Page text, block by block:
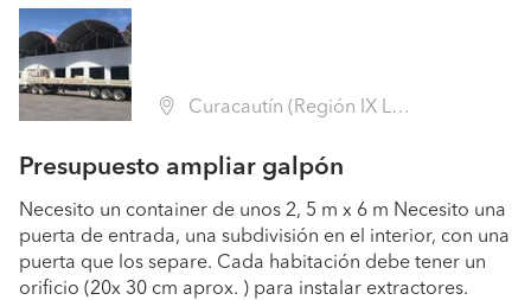
Curacautín (Región IX La Araucanía - Malleco)
Presupuesto ampliar galpón
Necesito un container de unos 2, 5 m x 6 m Necesito una
puerta de entrada, una subdivisión en el interior, con una
puerta que los separe. Cada habitación debe tener un
orificio (20x 30 cm aprox. ) para instalar extractores.